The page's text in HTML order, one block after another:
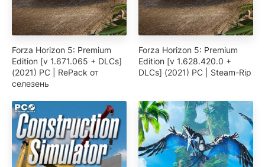
Forza Horizon 5: Premium
Edition [v 1.671.065 + DLCs]
(2021) PC | RePack от
селезень
Forza Horizon 5: Premium
Edition [v 1.628.420.0 +
DLCs] (2021) PC | Steam-Rip